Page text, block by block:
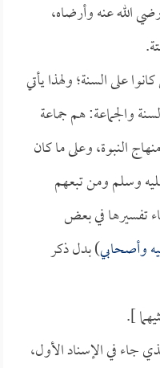
الله عنه وأرضاه،
على السنة؛ ولهذا يأتي
والجماعة: هم جماعة
النبوة، وعلى ما كان
وسلم ومن تبعهم
تفسيرها في بعض
وأصحابي) بدل ذكر
].
جاء في الإسناد الأول،